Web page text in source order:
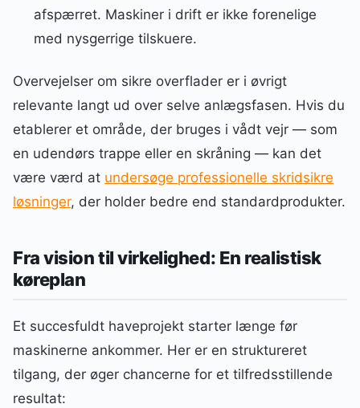
afspærret. Maskiner i drift er ikke forenelige
med nysgerrige tilskuere.
Overvejelser om sikre overflader er i øvrigt
relevante langt ud over selve anlægsfasen. Hvis du
etablerer et område, der bruges i vådt vejr — som
en udendørs trappe eller en skråning — kan det
være værd at undersøge professionelle skridsikre
løsninger, der holder bedre end standardprodukter.
Fra vision til virkelighed: En realistisk
køreplan
Et succesfuldt haveprojekt starter længe før
maskinerne ankommer. Her er en struktureret
tilgang, der øger chancerne for et tilfredsstillende
resultat: